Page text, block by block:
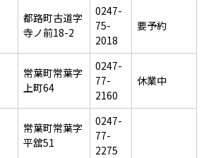
都路町古道字
寺ノ前18-2
0247-
75-
2018
要予約
常葉町常葉字
上町64
0247-
77-
2160
休業中
常葉町常葉字
平舘51
0247-
77-
2275